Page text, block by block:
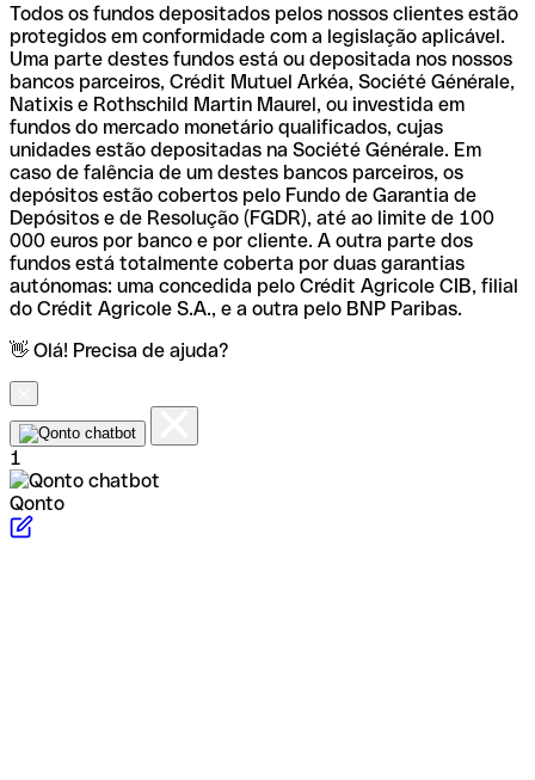
Todos os fundos depositados pelos nossos clientes estão
protegidos em conformidade com a legislação aplicável.
Uma parte destes fundos está ou depositada nos nossos
bancos parceiros, Crédit Mutuel Arkéa, Société Générale,
Natixis e Rothschild Martin Maurel, ou investida em
fundos do mercado monetário qualificados, cujas
unidades estão depositadas na Société Générale. Em
caso de falência de um destes bancos parceiros, os
depósitos estão cobertos pelo Fundo de Garantia de
Depósitos e de Resolução (FGDR), até ao limite de 100
000 euros por banco e por cliente. A outra parte dos
fundos está totalmente coberta por duas garantias
autónomas: uma concedida pelo Crédit Agricole CIB, filial
do Crédit Agricole S.A., e a outra pelo BNP Paribas.
👋 Olá! Precisa de ajuda?
1
Qonto